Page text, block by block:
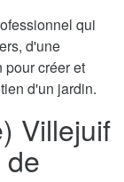
qui
d'une
créer et
d'un jardin.
Villejuif